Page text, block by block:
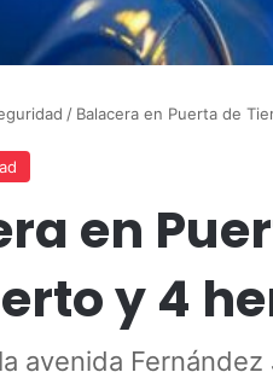
/ Balacera en Puerta de
en
y 4
avenida